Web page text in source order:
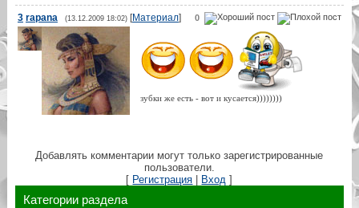
0
3 rapana (13.12.2009 18:02)[Материал]
зубки же есть - вот и кусается))))))))
Добавлять комментарии могут только зарегистрированные
пользователи.
[ Регистрация Вход ]
Категории раздела